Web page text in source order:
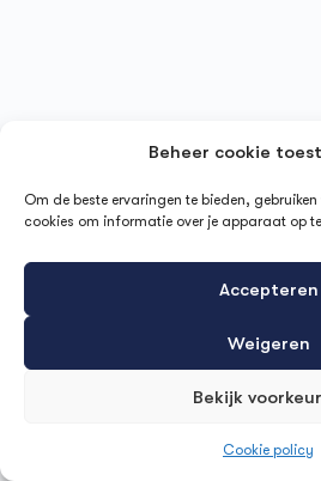
Beheer cookie
Om de beste ervaringen te bieden,
cookies om informatie over je apparaat op
Accepteren
Weigeren
Bekijk
Cookie policy